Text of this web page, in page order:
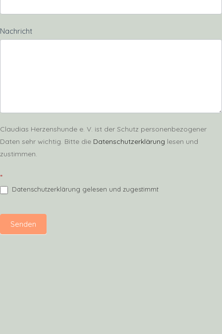
Nachricht
Claudias Herzenshunde e. V. ist der Schutz personenbezogener
Daten sehr wichtig. Bitte die Datenschutzerklärung lesen und
zustimmen.
*
Datenschutzerklärung gelesen und zugestimmt
Senden